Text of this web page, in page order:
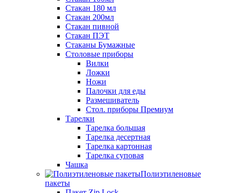
Стакан 180 мл
Стакан 200мл
Стакан пивной
Стакан ПЭТ
Стаканы Бумажные
Столовые приборы
Вилки
Ложки
Ножи
Палочки для еды
Размешиватель
Стол. приборы Премиум
Тарелки
Тарелка большая
Тарелка десертная
Тарелка картонная
Тарелка суповая
Чашка
Полиэтиленовые
пакеты